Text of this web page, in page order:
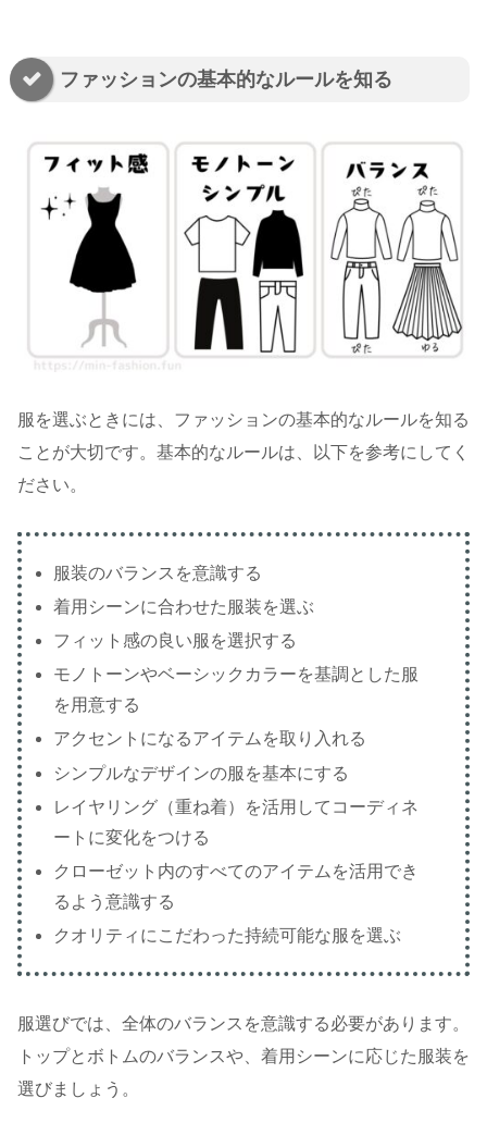
ファッションの基本的なルールを知る
服を選ぶときには、ファッションの基本的なルールを知る
ことが大切です。基本的なルールは、以下を参考にしてく
ださい。
服装のバランスを意識する
着用シーンに合わせた服装を選ぶ
フィット感の良い服を選択する
モノトーンやベーシックカラーを基調とした服
を用意する
アクセントになるアイテムを取り入れる
シンプルなデザインの服を基本にする
レイヤリング（重ね着）を活用してコーディネ
ートに変化をつける
クローゼット内のすべてのアイテムを活用でき
るよう意識する
クオリティにこだわった持続可能な服を選ぶ
服選びでは、全体のバランスを意識する必要があります。
トップとボトムのバランスや、着用シーンに応じた服装を
選びましょう。